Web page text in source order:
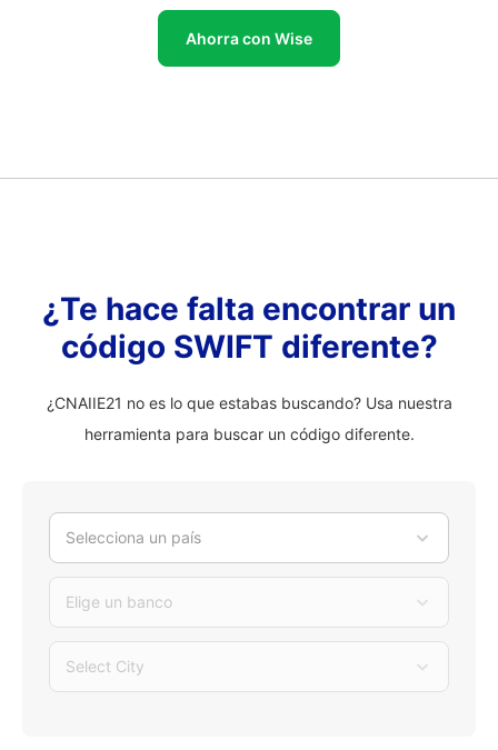
Ahorra con Wise
¿Te hace falta encontrar un
código SWIFT diferente?
¿CNAIIE21 no es lo que estabas buscando? Usa nuestra
herramienta para buscar un código diferente.
Selecciona un país
Elige un banco
Select City